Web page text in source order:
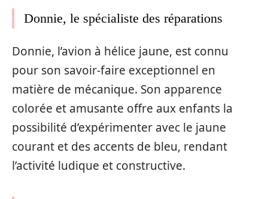
Donnie, le spécialiste des réparations
Donnie, l’avion à hélice jaune, est connu
pour son savoir-faire exceptionnel en
matière de mécanique. Son apparence
colorée et amusante offre aux enfants la
possibilité d’expérimenter avec le jaune
courant et des accents de bleu, rendant
l’activité ludique et constructive.